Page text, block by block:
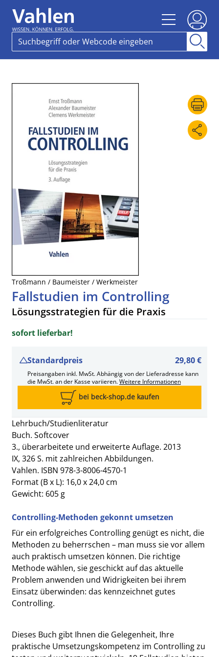
Troßmann / Baumeister / Werkmeister
Fallstudien im Controlling
Lösungsstrategien für die Praxis
Lehrbuch/Studienliteratur
Buch. Softcover
3., überarbeitete und erweiterte Auflage. 2013
IX, 326 S. mit zahlreichen Abbildungen.
Vahlen. ISBN 978-3-8006-4570-1
Format (B x L): 16,0 x 24,0 cm
Gewicht: 605 g
Controlling-Methoden gekonnt umsetzen
Für ein erfolgreiches Controlling genügt es nicht, die
Methoden zu beherrschen – man muss sie vor allem
auch praktisch umsetzen können. Die richtige
Methode wählen, sie geschickt auf das aktuelle
Problem anwenden und Widrigkeiten bei ihrem
Einsatz überwinden: das kennzeichnet gutes
Controlling.
Dieses Buch gibt Ihnen die Gelegenheit, Ihre
praktische Umsetzungskompetenz im Controlling zu
sofort lieferbar!
Standardpreis 29,80 €
Preisangaben inkl. MwSt. Abhängig von der Lieferadresse kann
die MwSt. an der Kasse variieren.Weitere Informationen
bei beck-shop.de kaufen